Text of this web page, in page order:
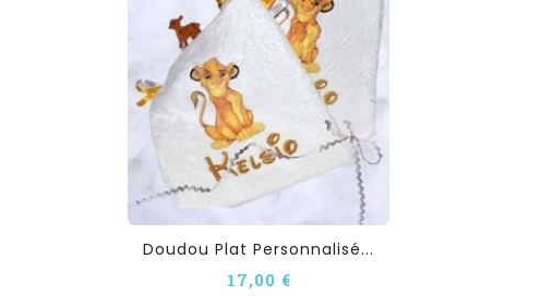
Doudou Plat Personnalisé...
17,00 €